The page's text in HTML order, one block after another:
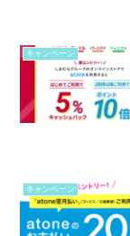
キャンペーン
キャンペーン